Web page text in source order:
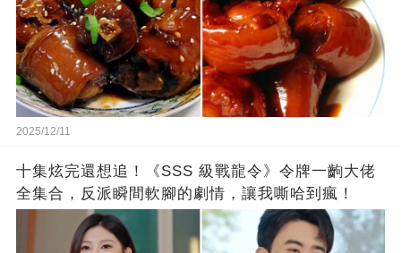
2025/12/11
十集炫完還想追！《SSS 級戰龍令》令牌一齣大佬
全集合，反派瞬間軟腳的劇情，讓我嘶哈到瘋！